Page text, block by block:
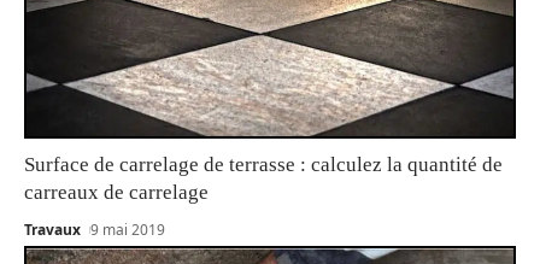
Surface de carrelage de terrasse : calculez la quantité de
carreaux de carrelage
Travaux 9 mai 2019